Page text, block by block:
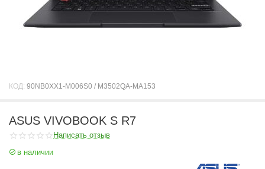
КОД: 90NB0XX1-M006S0 / M3502QA-MA153
ASUS VIVOBOOK S R7
Написать отзыв
в наличии